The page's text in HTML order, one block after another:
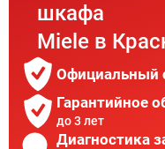
шкафа
Miele в
Официальный
Гарантийное
до 3 лет
Диагностика